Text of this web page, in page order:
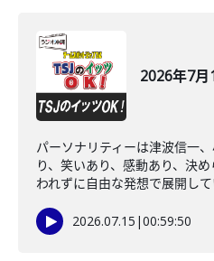
2026年7
パーソナリティーは津波信一
り、笑いあり、感動あり、決
われずに自由な発想で展開して
2026.07.15 |00:59:50